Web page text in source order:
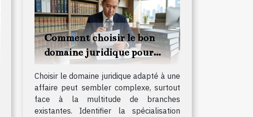
Comment choisir le bon
domaine juridique pour
votre affaire ?
Choisir le domaine juridique adapté à une
affaire peut sembler complexe, surtout
face à la multitude de branches
existantes. Identifier la spécialisation